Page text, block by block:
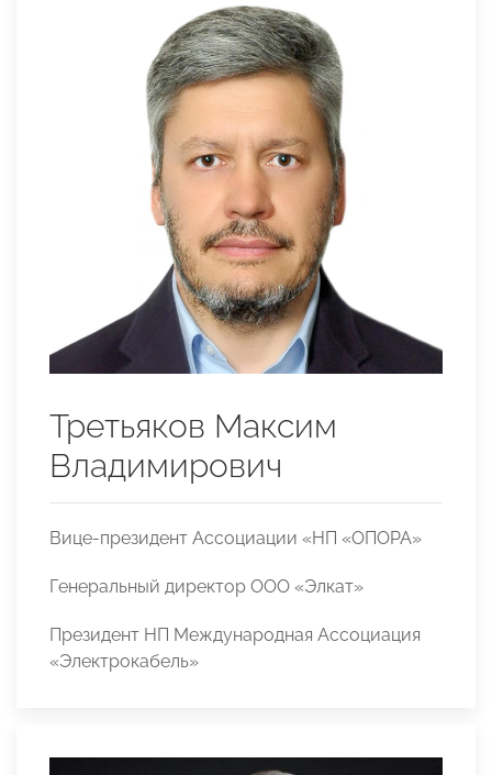
Третьяков Максим
Владимирович
Вице-президент Ассоциации «НП «ОПОРА»
Генеральный директор ООО «Элкат»
Президент НП Международная Ассоциация
«Электрокабель»